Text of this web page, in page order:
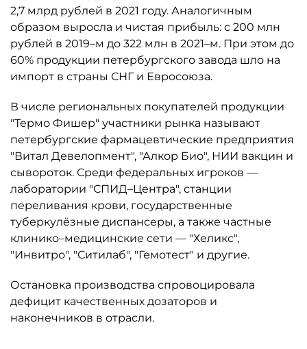
2,7 млрд рублей в 2021 году. Аналогичным
образом выросла и чистая прибыль: с 200 млн
рублей в 2019–м до 322 млн в 2021–м. При этом до
60% продукции петербургского завода шло на
импорт в страны СНГ и Евросоюза.
В числе региональных покупателей продукции
"Термо Фишер" участники рынка называют
петербургские фармацевтические предприятия
"Витал Девелопмент", "Алкор Био", НИИ вакцин и
сывороток. Среди федеральных игроков —
лаборатории "СПИД–Центра", станции
переливания крови, государственные
туберкулёзные диспансеры, а также частные
клинико–медицинские сети — "Хеликс",
"Инвитро", "Ситилаб", "Гемотест" и другие.
Остановка производства спровоцировала
дефицит качественных дозаторов и
наконечников в отрасли.